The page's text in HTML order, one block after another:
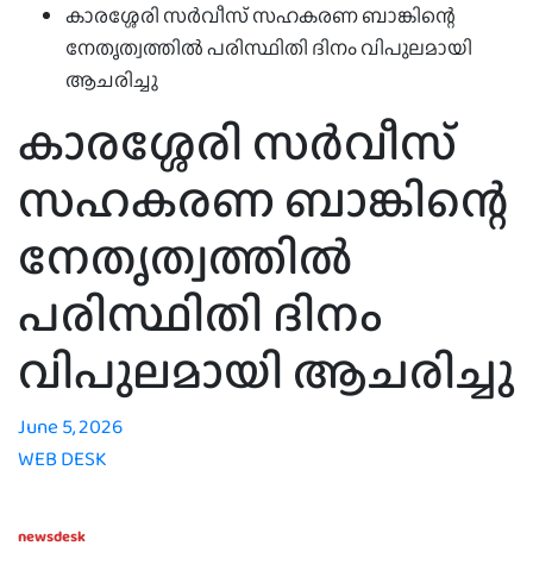
കാരശ്ശേരി സർവീസ് സഹകരണ ബാങ്കിന്റെ
നേതൃത്വത്തിൽ പരിസ്ഥിതി ദിനം വിപുലമായി
ആചരിച്ചു
കാരശ്ശേരി സർവീസ്
സഹകരണ ബാങ്കിന്റെ
നേതൃത്വത്തിൽ
പരിസ്ഥിതി ദിനം
വിപുലമായി ആചരിച്ചു
June 5, 2026
WEB DESK
newsdesk